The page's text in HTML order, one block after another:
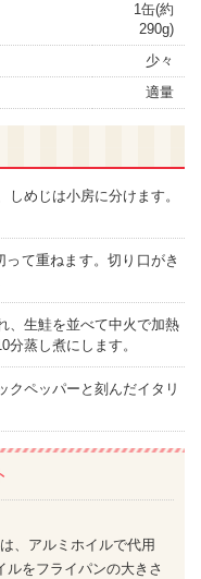
1缶(約
290g)
少々
適量
めじは小房に分けます。
て重ねます。切り口がき
、生鮭を並べて中火で加熱
分蒸し煮にします。
ペッパーと刻んだイタリ
、アルミホイルで代用
ルをフライパンの大きさ